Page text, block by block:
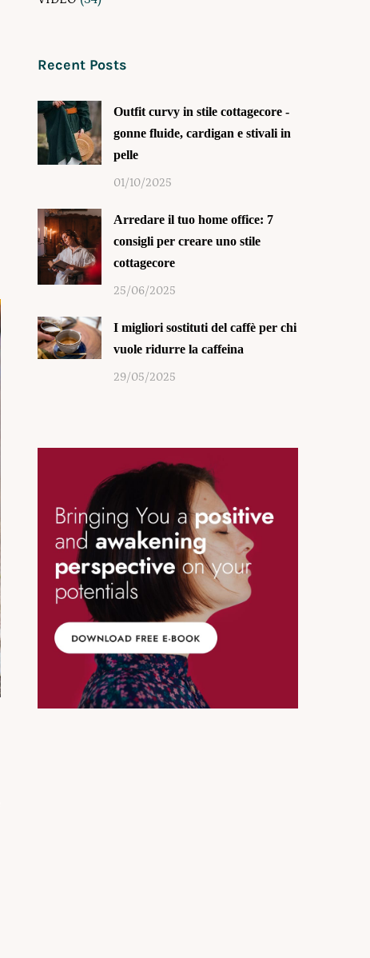
Recent Posts
Outfit curvy in stile cottagecore -
gonne fluide, cardigan e stivali in
pelle
01/10/2025
Arredare il tuo home office: 7
consigli per creare uno stile
cottagecore
25/06/2025
I migliori sostituti del caffè per chi
vuole ridurre la caffeina
29/05/2025